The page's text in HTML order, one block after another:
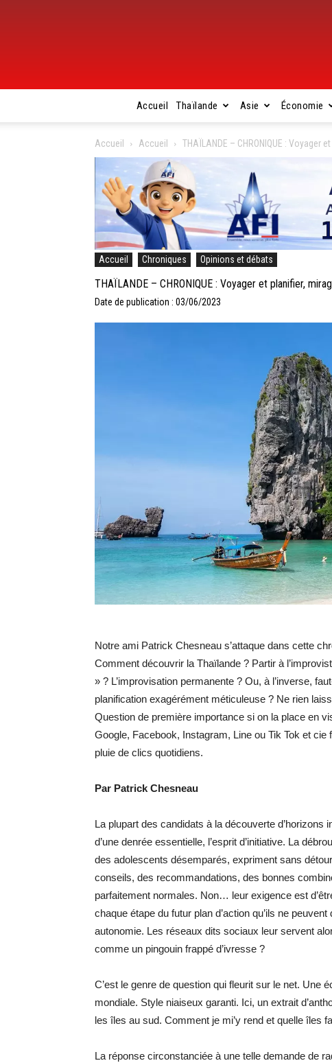
Accueil Thaïlande Asie Économie
Accueil Accueil THAÏLANDE – CHRONIQUE :
Accueil Chroniques Opinions et débats
THAÏLANDE – CHRONIQUE : Voyager et planifier,
Date de publication : 03/06/2023
Notre ami Patrick Chesneau s’attaque dans cette
Comment découvrir la Thaïlande ? Partir à
» ? L’improvisation permanente ? Ou, à l’inverse,
planification exagérément méticuleuse ? Ne rien
Question de première importance si on la place en
Google, Facebook, Instagram, Line ou Tik Tok et
pluie de clics quotidiens.
Par Patrick Chesneau
La plupart des candidats à la découverte
d’une denrée essentielle, l’esprit d’initiative. La
des adolescents désemparés, expriment sans
conseils, des recommandations, des bonnes
parfaitement normales. Non… leur exigence est
chaque étape du futur plan d’action qu’ils ne
autonomie. Les réseaux dits sociaux leur servent
comme un pingouin frappé d’ivresse ?
C’est le genre de question qui fleurit sur le net. Une
mondiale. Style niaiseux garanti. Ici, un extrait
les îles au sud. Comment je mi’y rend et quelle îles
La réponse circonstanciée à une telle demande de